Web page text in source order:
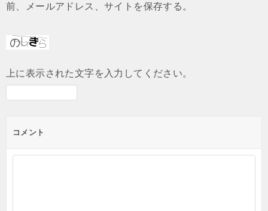
前、メールアドレス、サイトを保存する。
上に表示された文字を入力してください。
コメント